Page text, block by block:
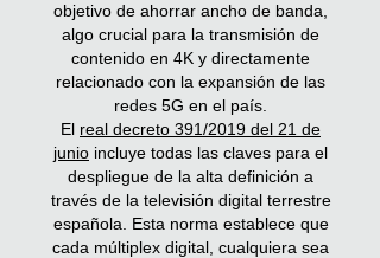
objetivo de ahorrar ancho de banda,
algo crucial para la transmisión de
contenido en 4K y directamente
relacionado con la expansión de las
redes 5G en el país.
El real decreto 391/2019 del 21 de
junio incluye todas las claves para el
despliegue de la alta definición a
través de la televisión digital terrestre
española. Esta norma establece que
cada múltiplex digital, cualquiera sea